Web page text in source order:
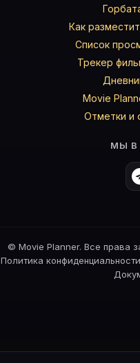
Как
Список
Трекер
Movie
Отметки и
МЫ В
© Movie Planner. Все права
Политика конфиденциальности